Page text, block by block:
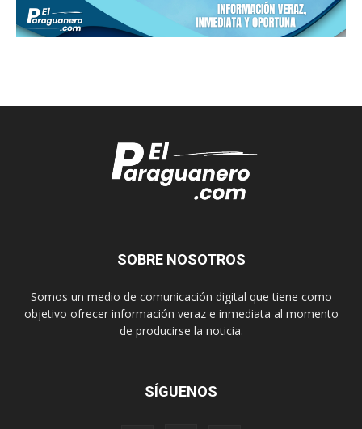
SOBRE NOSOTROS
Somos un medio de comunicación digital que tiene como
objetivo ofrecer información veraz e inmediata al momento
de producirse la noticia.
SÍGUENOS